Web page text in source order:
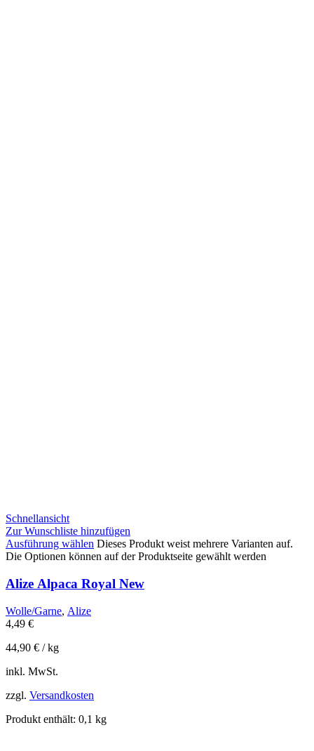
Schnellansicht
Zur Wunschliste hinzufügen
Ausführung wählen Dieses Produkt weist mehrere Varianten auf.
Die Optionen können auf der Produktseite gewählt werden
Alize Alpaca Royal New
Wolle/Garne, Alize
4,49 €
44,90 € /kg
inkl. MwSt.
zzgl. Versandkosten
Produkt enthält: 0,1 kg